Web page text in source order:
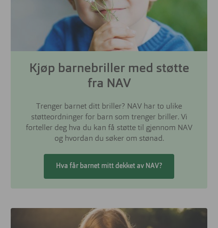
Kjøp barnebriller med støtte
fra NAV
Trenger barnet ditt briller? NAV har to ulike
støtteordninger for barn som trenger briller. Vi
forteller deg hva du kan få støtte til gjennom NAV
og hvordan du søker om stønad.
Hva får barnet mitt dekket av NAV?